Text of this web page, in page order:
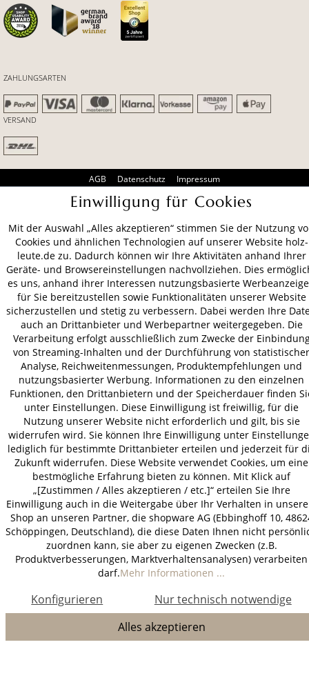
ZAHLUNGSARTEN
VERSAND
AGB Datenschutz
Impressum
© 2026 HOLZ-LEUTE
Einwilligung für Cookies
Mit der Auswahl „Alles akzeptieren“ stimmen Sie der Nutzung
Cookies und ähnlichen Technologien auf unserer Website holz-
leute.de zu. Dadurch können wir Ihre Aktivitäten anhand Ihrer
Geräte- und Browsereinstellungen nachvollziehen. Dies
es uns, anhand ihrer Interessen nutzungsbasierte
für Sie bereitzustellen sowie Funktionalitäten unserer Website
sicherzustellen und stetig zu verbessern. Dabei werden Ihre
auch an Drittanbieter und Werbepartner weitergegeben. Die
Verarbeitung erfolgt ausschließlich zum Zwecke der
von Streaming-Inhalten und der Durchführung von statistischer
Analyse, Reichweitenmessungen, Produktempfehlungen und
nutzungsbasierter Werbung. Informationen zu den einzelnen
Funktionen, den Drittanbietern und der Speicherdauer finden
unter Einstellungen. Diese Einwilligung ist freiwillig, für die
Nutzung unserer Website nicht erforderlich und gilt, bis sie
widerrufen wird. Sie können Ihre Einwilligung unter
lediglich für bestimmte Drittanbieter erteilen und jederzeit für
Zukunft widerrufen. Diese Website verwendet Cookies, um eine
bestmögliche Erfahrung bieten zu können. Mit Klick auf
„[Zustimmen / Alles akzeptieren / etc.]“ erteilen Sie Ihre
Einwilligung auch in die Weitergabe über Ihr Verhalten in
Shop an unseren Partner, die shopware AG (Ebbinghoff 10,
Schöppingen, Deutschland), die diese Daten Ihnen nicht
zuordnen kann, sie aber zu eigenen Zwecken (z.B.
Produktverbesserungen, Marktverhaltensanalysen) verarbeiten
darf.Mehr Informationen ...
Nur technisch notwendige
Konfigurieren
Alles akzeptieren